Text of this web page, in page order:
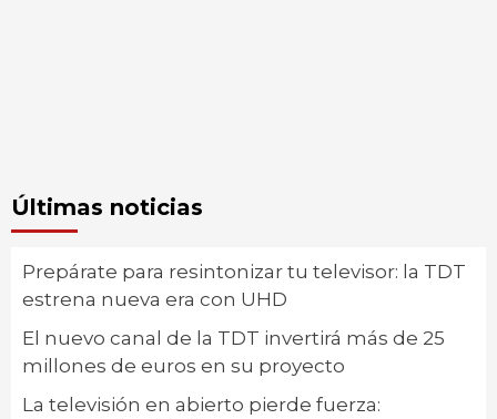
Últimas noticias
Prepárate para resintonizar tu televisor: la TDT
estrena nueva era con UHD
El nuevo canal de la TDT invertirá más de 25
millones de euros en su proyecto
La televisión en abierto pierde fuerza: